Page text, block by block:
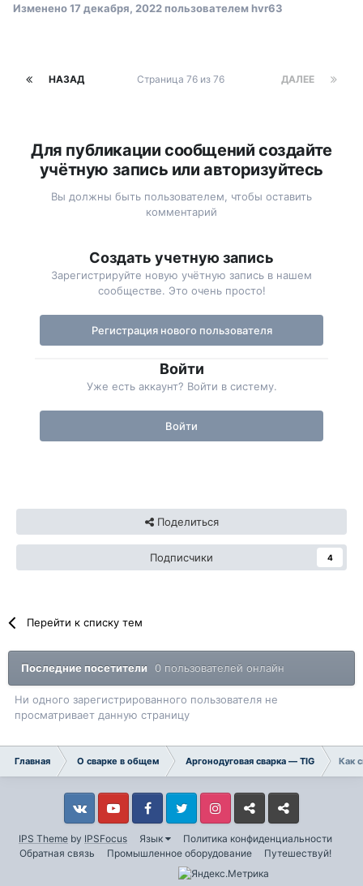
Изменено17 декабря, 2022пользователем hvr63
НАЗАД ДАЛЕЕ
Страница 76 из 76
Для публикации сообщений создайте
учётную запись или авторизуйтесь
Вы должны быть пользователем, чтобы оставить
комментарий
Создать учетную запись
Зарегистрируйте новую учётную запись в нашем
сообществе. Это очень просто!
Регистрация нового пользователя
Войти
Уже есть аккаунт? Войти в систему.
Войти
Поделиться
Подписчики 4
Перейти к списку тем
Последние посетители 0 пользователей онлайн
Ни одного зарегистрированного пользователя не
просматривает данную страницу
Главная О сварке в общем Аргонодуговая сварка — TIG Как
IPS Theme by IPSFocus Язык
Политика конфиденциальности
Обратная связь
Промышленное оборудование Путешествуй!
VkontakteYouTube FacebookTwitter InstagramLivejournalOdnoklassniki